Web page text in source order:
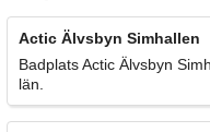
Actic Älvsbyn Simhallen
Badplats Actic Älvsbyn
län.